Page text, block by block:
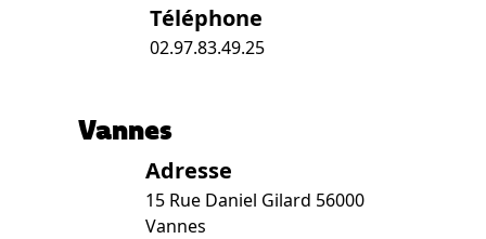
Téléphone
02.97.83.49.25
Vannes
Adresse
15 Rue Daniel Gilard 56000
Vannes